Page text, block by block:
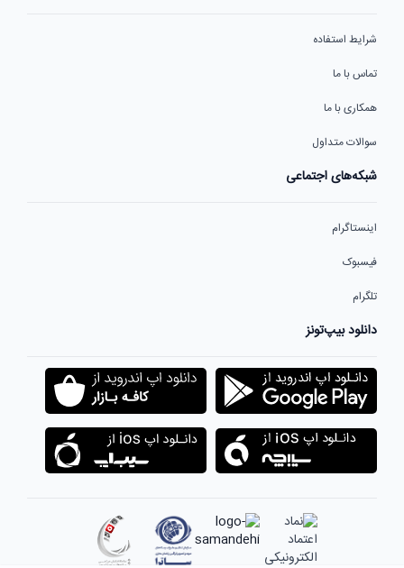
شرایط استفاده
تماس با ما
همکاری با ما
سوالات متداول
شبکه‌های اجتماعی
اینستاگرام
فیسبوک
تلگرام
دانلود بیپ‌تونز